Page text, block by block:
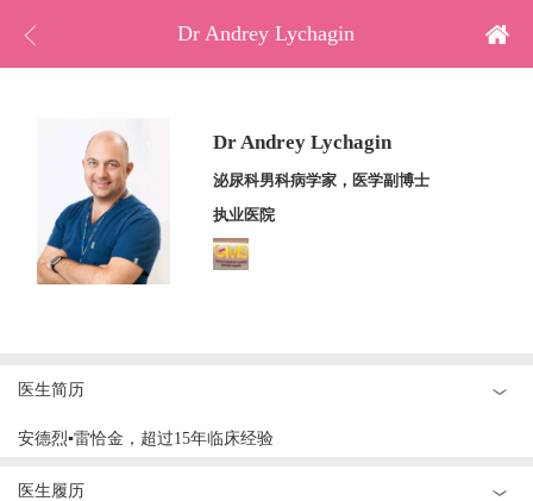
首页
马来试管
Dr Andrey Lychagin
Dr Andrey Lychagin
泌尿科男科病学家，医学副博士
执业医院
医生简历
安德烈▪雷恰金，超过15年临床经验
医生履历